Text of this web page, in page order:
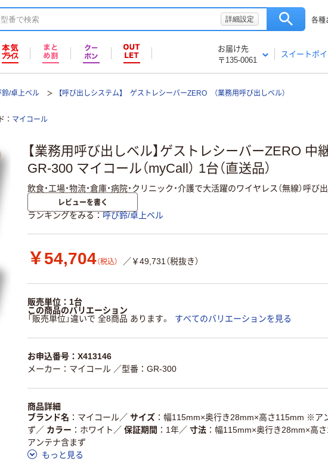
詳細設定 各種
お届け先
〒135-0061
スイートポ
鈴/卓上ベル 【呼び出しシステム】 ゲストレシーバーZERO （業務用呼び出しベル）
マイコール
【業務用呼び出しベル】ゲストレシーバーZERO 中
GR-300 マイコール（myCall） 1台（直送品）
飲食・工場・物流・倉庫・病院・クリニック・介護で大活躍のワイヤレス（無線）呼び
レビューを書く
ランキングをみる 呼び鈴/卓上ベル
￥54,704（税込） ／￥49,731（税抜き）
販売単位：1台
この商品のバリエーション
「販売単位」違いで 全8商品 あります。
すべてのバリエーションを見る
お申込番号：X413146
メーカー：マイコール ／型番：GR-300
商品詳細
ブランド名
マイコール／ サイズ
幅115mm×奥行き28mm×高さ115mm ※ア
ず ／ カラー ホワイト ／ 保証期間 1年／ 寸法
幅115mm×奥行き28mm×高
アンテナ含まず
もっと見る